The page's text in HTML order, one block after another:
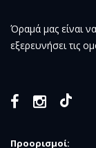
Όραμά μας είναι
εξερευνήσει τις
Προορισμοί: